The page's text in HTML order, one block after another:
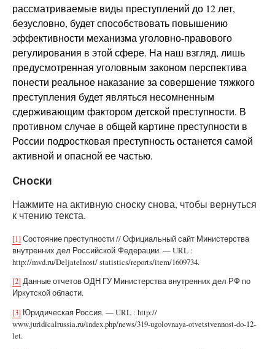
рассматриваемые виды преступлений до 12 лет,
безусловно, будет способствовать повышению
эффективности механизма уголовно-правового
регулирования в этой сфере. На наш взгляд, лишь
предусмотренная уголовным законом перспектива
понести реальное наказание за совершение тяжкого
преступления будет являться несомненным
сдерживающим фактором детской преступности. В
противном случае в общей картине преступности в
России подростковая преступность останется самой
активной и опасной ее частью.
Сноски
Нажмите на активную сноску снова, чтобы вернуться
к чтению текста.
[1]Состояние преступности // Официальный сайт Министерства
внутренних дел Российской Федерации. — URL :
http://mvd.ru/Deljatelnost/ statistics/reports/item/1609734.
[2]Данные отчетов ОДН ГУ Министерства внутренних дел РФ по
Иркутской области.
[3] Юридическая Россия. — URL : http://
www.juridicalrussia.ru/index.php/news/319-ugolovnaya-otvetstvennost-do-12-
let.